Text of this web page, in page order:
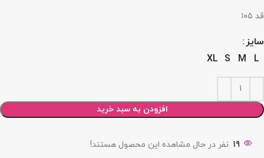
قد ۱۰۵
سایز
L
M
S
XL
افزودن به سبد خرید
19 نفر در حال مشاهده این محصول هستند!